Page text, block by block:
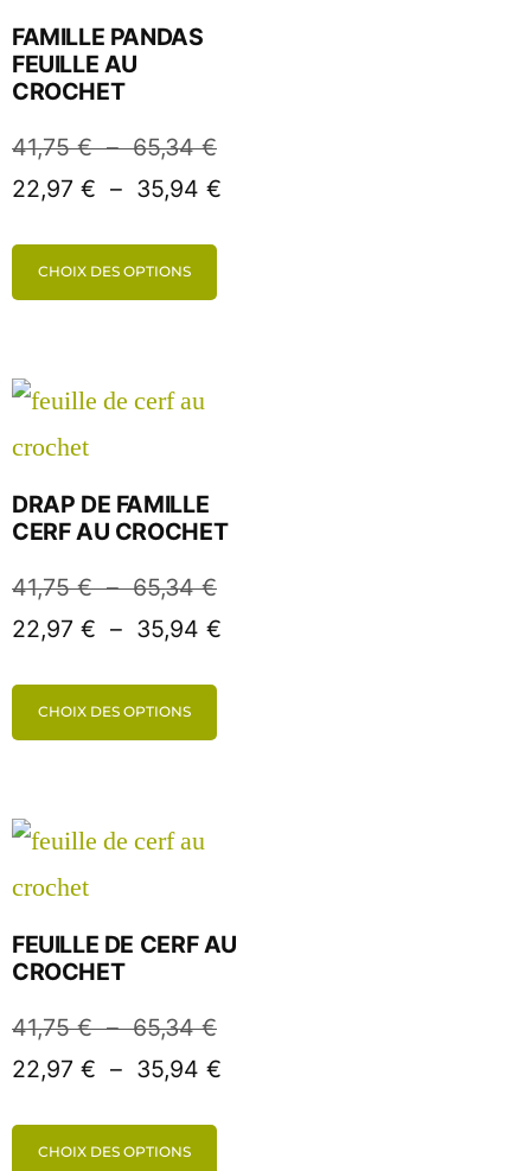
FAMILLE PANDAS
FEUILLE AU
CROCHET
41,75€ – 65,34€
22,97 € – 35,94 €
CHOIX DES OPTIONS
DRAP DE FAMILLE
CERF AU CROCHET
41,75€ – 65,34€
22,97 € – 35,94 €
CHOIX DES OPTIONS
FEUILLE DE CERF AU
CROCHET
41,75€ – 65,34€
22,97 € – 35,94 €
CHOIX DES OPTIONS